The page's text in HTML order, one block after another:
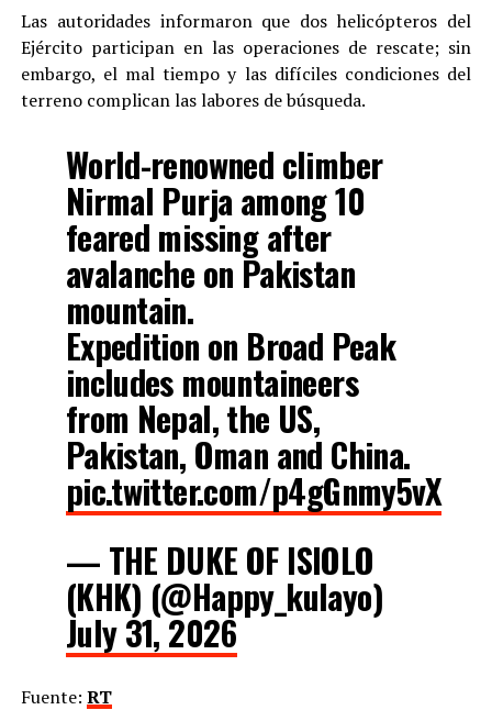
Las autoridades informaron que dos helicópteros del
Ejército participan en las operaciones de rescate; sin
embargo, el mal tiempo y las difíciles condiciones del
terreno complican las labores de búsqueda.
World-renowned climber
Nirmal Purja among 10
feared missing after
avalanche on Pakistan
mountain.
Expedition on Broad Peak
includes mountaineers
from Nepal, the US,
Pakistan, Oman and China.
pic.twitter.com/p4gGnmy5vX
— THE DUKE OF ISIOLO
(KHK) (@Happy_kulayo)
July 31, 2026
Fuente: RT